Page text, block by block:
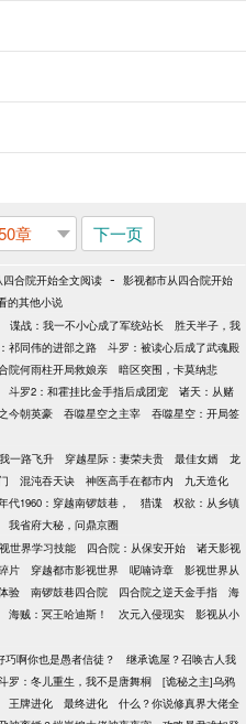
章 下一页
合院开始全文阅读 - 影视都市从四合院开始
的其他小说
谍战：我一不小心成了军统站长
胜天半子，我
祁同伟的进部之路
斗罗：被读心后成了武魂殿
院何雨柱开局救娘亲
暗区突围，卡莫纳悲
斗罗2：和霍挂比金手指后成团宠
诸天：从赌
今朝英豪 吞噬星空之主宰
吞噬星空：开局签
一路飞升 穿越星际：妻荣夫贵 最佳女婿
龙
混沌吞天诀 神医高手在都市内
九天造化
代1960：穿越南锣鼓巷， 猎谍
权欲：从乡镇
我省府大秘，问鼎京圈
世界学习技能 四合院：从保安开始
诸天影视
片 穿越都市影视世界 呢喃诗章
影视世界从
验 南锣鼓巷四合院 四合院之逆天金手指
海
海贼：冥王哈迪斯！ 次元入侵现实
影视从小
巧啊你也是愚者信徒？
继承诡屋？召唤古人我
罗：冬儿重生，我不是唐舞桐
[诡秘之主]乌鸦
王牌进化 最终进化
什么？你说修真界大佬全